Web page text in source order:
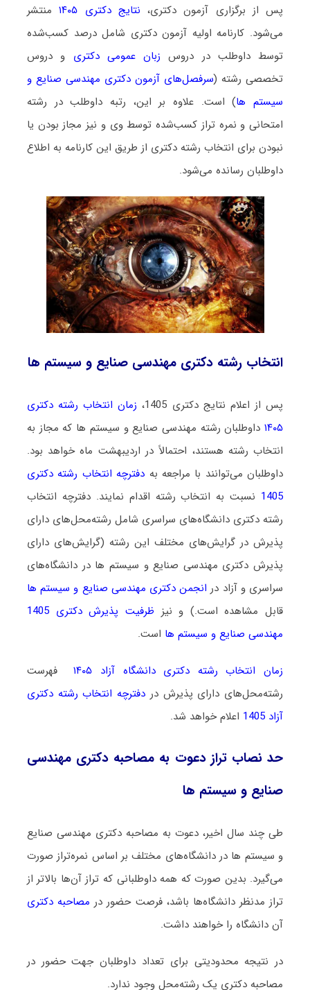
پس از برگزاری آزمون دکتری، نتایج دکتری ۱۴۰۵
منتشر
می‌شود. کارنامه اولیه آزمون دکتری شامل درصد کسب‌شده
توسط داوطلب در دروس زبان عمومی دکتری و دروس
تخصصی رشته (سرفصل‌های آزمون دکتری مهندسی صنایع و
سیستم ها) است. علاوه بر این، رتبه داوطلب در رشته
امتحانی و نمره تراز کسب‌شده توسط وی و نیز مجاز بودن یا
نبودن برای انتخاب رشته دکتری از طریق این کارنامه به اطلاع
داوطلبان رسانده می‌شود.
انتخاب رشته دکتری مهندسی صنایع و سیستم ها
پس از اعلام نتایج دکتری 1405،
زمان انتخاب رشته دکتری
۱۴۰۵داوطلبان رشته مهندسی صنایع و سیستم ها که مجاز به
انتخاب رشته هستند، احتمالاً در اردیبهشت ماه خواهد بود.
داوطلبان می‌توانند با مراجعه به دفترچه انتخاب رشته دکتری
1405 نسبت به انتخاب رشته اقدام نمایند. دفترچه انتخاب
رشته دکتری دانشگاه‌های سراسری شامل رشته‌محل‌های دارای
پذیرش در گرایش‌های مختلف این رشته (گرایش‌های دارای
پذیرش دکتری مهندسی صنایع و سیستم ها در دانشگاه‌های
سراسری و آزاد در انجمن دکتری مهندسی صنایع و سیستم ها
قابل مشاهده است.) و نیز
ظرفیت پذیرش دکتری 1405
مهندسی صنایع و سیستم ها است.
زمان انتخاب رشته دکتری دانشگاه آزاد ۱۴۰۵
فهرست
رشته‌محل‌های دارای پذیرش در دفترچه انتخاب رشته دکتری
آزاد 1405
اعلام خواهد شد.
حد نصاب تراز دعوت به مصاحبه دکتری مهندسی
صنایع و سیستم ها
طی چند سال اخیر، دعوت به مصاحبه دکتری مهندسی صنایع
و سیستم ها در دانشگاه‌های مختلف بر اساس نمره‌تراز صورت
می‌گیرد. بدین صورت که همه داوطلبانی که تراز آن‌ها بالاتر از
تراز مدنظر دانشگاه‌ها باشد، فرصت حضور در مصاحبه دکتری
آن دانشگاه را خواهند داشت.
در نتیجه محدودیتی برای تعداد داوطلبان جهت حضور در
مصاحبه دکتری یک رشته‌محل وجود ندارد.